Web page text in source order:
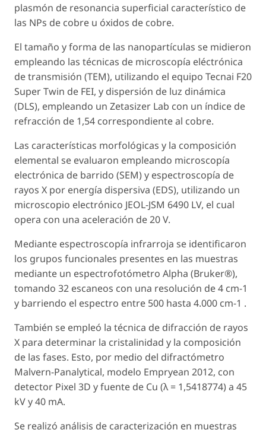
plasmón de resonancia superficial característico de
las NPs de cobre u óxidos de cobre.
El tamaño y forma de las nanopartículas se midieron
empleando las técnicas de microscopía eléctrónica
de transmisión (TEM), utilizando el equipo Tecnai F20
Super Twin de FEI, y dispersión de luz dinámica
(DLS), empleando un Zetasizer Lab con un índice de
refracción de 1,54 correspondiente al cobre.
Las características morfológicas y la composición
elemental se evaluaron empleando microscopía
electrónica de barrido (SEM) y espectroscopía de
rayos X por energía dispersiva (EDS), utilizando un
microscopio electrónico JEOL-JSM 6490 LV, el cual
opera con una aceleración de 20 V.
Mediante espectroscopía infrarroja se identificaron
los grupos funcionales presentes en las muestras
mediante un espectrofotómetro Alpha (Bruker®),
tomando 32 escaneos con una resolución de 4 cm−1
y barriendo el espectro entre 500 hasta 4.000 cm−1 .
También se empleó la técnica de difracción de rayos
X para determinar la cristalinidad y la composición
de las fases. Esto, por medio del difractómetro
Malvern-Panalytical, modelo Empryean 2012, con
detector Pixel 3D y fuente de Cu (λ = 1,5418774) a 45
kV y 40 mA.
Se realizó análisis de caracterización en muestras